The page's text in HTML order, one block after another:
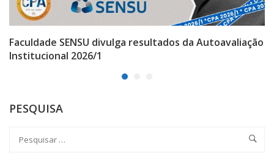
Faculdade SENSU divulga resultados da Autoavaliação
Institucional 2026/1
PESQUISA